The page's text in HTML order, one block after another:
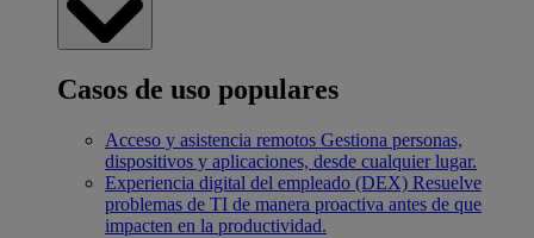
Casos de uso populares
Acceso y asistencia remotos Gestiona personas,
dispositivos y aplicaciones, desde cualquier lugar.
Experiencia digital del empleado (DEX) Resuelve
problemas de TI de manera proactiva antes de que
impacten en la productividad.